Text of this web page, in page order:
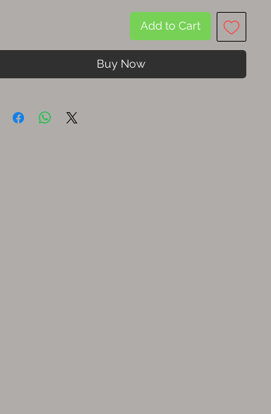
Add to Cart
Buy Now